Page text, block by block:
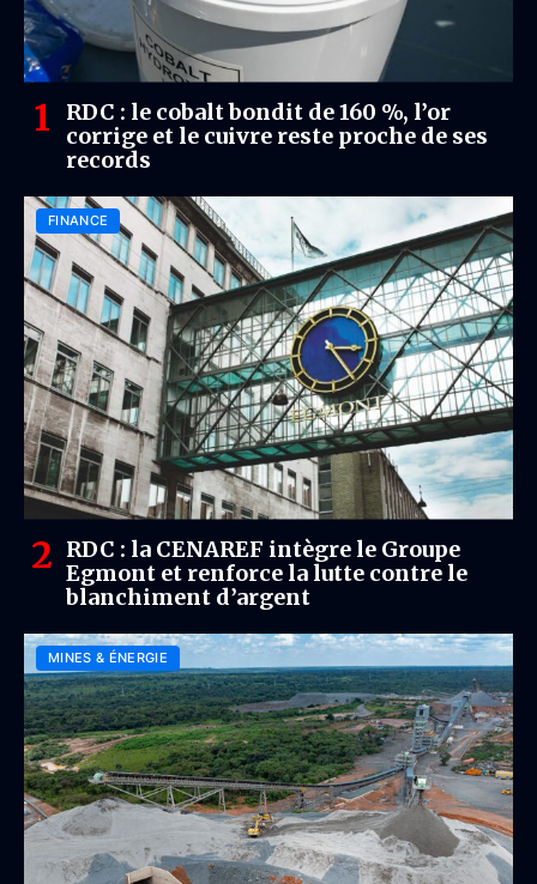
RDC : le cobalt bondit de 160 %, l’or
corrige et le cuivre reste proche de ses
records
FINANCE
RDC : la CENAREF intègre le Groupe
Egmont et renforce la lutte contre le
blanchiment d’argent
MINES & ÉNERGIE